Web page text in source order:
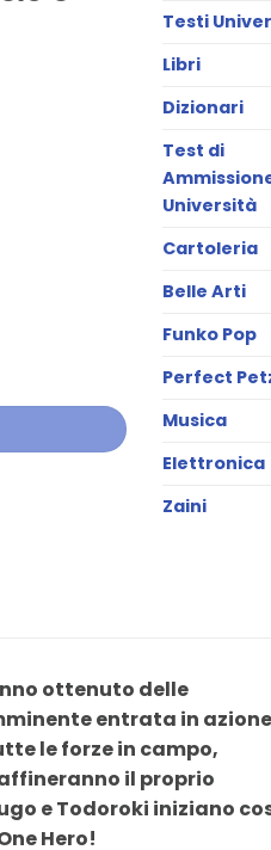
Testi
Libri
Dizionari
Test di
Università
Cartoleria
Belle Arti
Funko Pop
Perfect
Musica
Elettronica
Zaini
ottenuto delle
entrata in azione
le forze in campo,
il proprio
e Todoroki iniziano
Hero!